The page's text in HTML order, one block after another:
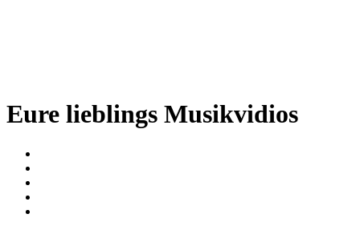
Eure lieblings Musikvidios